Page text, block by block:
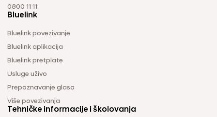
0800 11 11
Bluelink
Bluelink povezivanje
Bluelink aplikacija
Bluelink pretplate
Usluge uživo
Prepoznavanje glasa
Više povezivanja
Tehničke informacije i školovanja